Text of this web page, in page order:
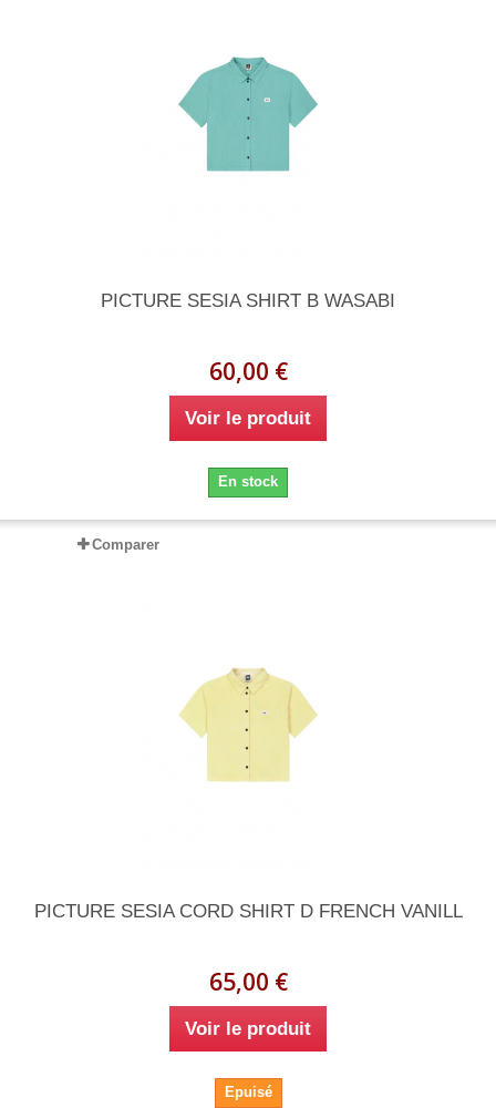
PICTURE SESIA SHIRT B WASABI
60,00 €
Voir le produit
En stock
Comparer
PICTURE SESIA CORD SHIRT D FRENCH VANILL
65,00 €
Voir le produit
Epuisé